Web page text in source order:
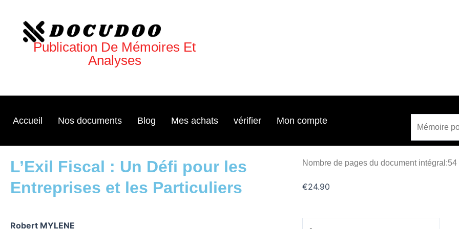
contenu
Publication De Mémoires Et
Analyses
Accueil Nos documents Blog Mes achats vérifier Mon compte
L’Exil Fiscal : Un Défi pour les
Entreprises et les Particuliers
Robert MYLENE
Nombre de pages du document intégral:54
€24.90